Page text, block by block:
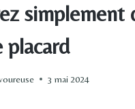
placard
3 mai 2024